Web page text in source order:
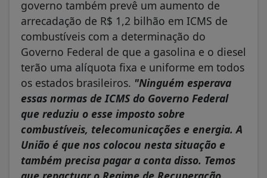
governo também prevê um aumento de
arrecadação de R$ 1,2 bilhão em ICMS de
combustíveis com a determinação do
Governo Federal de que a gasolina e o diesel
terão uma alíquota fixa e uniforme em todos
os estados brasileiros. "Ninguém esperava
essas normas de ICMS do Governo Federal
que reduziu o esse imposto sobre
combustíveis, telecomunicações e energia. A
União é que nos colocou nesta situação e
também precisa pagar a conta disso. Temos